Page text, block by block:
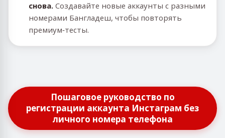
снова. Создавайте новые аккаунты с разными
номерами Бангладеш, чтобы повторять
премиум‑тесты.
Пошаговое руководство по
регистрации аккаунта Инстаграм без
личного номера телефона